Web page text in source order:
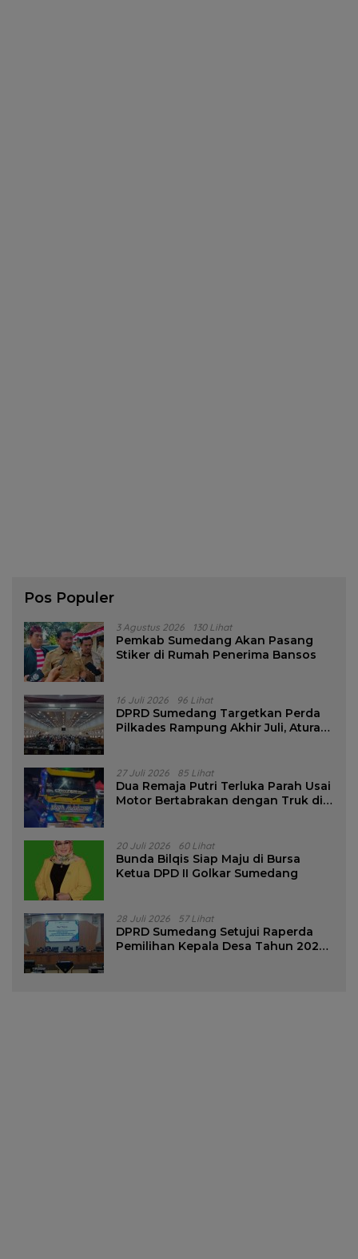
Pos Populer
3 Agustus 2026 130 Lihat
Pemkab Sumedang Akan Pasang
Stiker di Rumah Penerima Bansos
16 Juli 2026 96 Lihat
DPRD Sumedang Targetkan Perda
Pilkades Rampung Akhir Juli, Aturan
27 Juli 2026 85 Lihat
Dua Remaja Putri Terluka Parah Usai
Motor Bertabrakan dengan Truk di
20 Juli 2026 60 Lihat
Bunda Bilqis Siap Maju di Bursa
Ketua DPD II Golkar Sumedang
28 Juli 2026 57 Lihat
DPRD Sumedang Setujui Raperda
Pemilihan Kepala Desa Tahun 2026